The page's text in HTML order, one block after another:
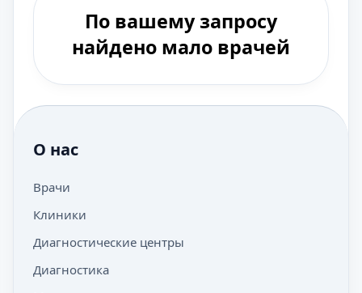
По вашему запросу
найдено мало врачей
О нас
Врачи
Клиники
Диагностические центры
Диагностика